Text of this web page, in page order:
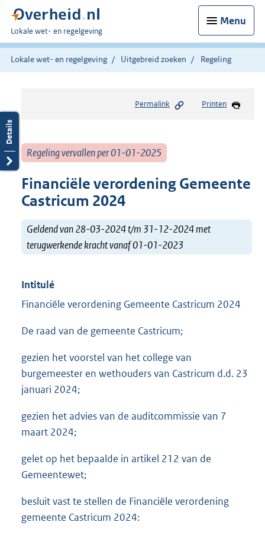
Menu
U
bent
hier:
Lokale wet- en regelgeving
Lokale wet- en regelgeving Uitgebreid zoeken Regeling
Permalink Printen
Regeling vervallen per 01-01-2025
Financiële verordening Gemeente
Castricum 2024
Geldend van 28-03-2024 t/m 31-12-2024 met
terugwerkende kracht vanaf 01-01-2023
Intitulé
Financiële verordening Gemeente Castricum 2024
De raad van de gemeente Castricum;
gezien het voorstel van het college van
burgemeester en wethouders van Castricum d.d. 23
januari 2024;
gezien het advies van de auditcommissie van 7
maart 2024;
gelet op het bepaalde in artikel 212 van de
Gemeentewet;
besluit vast te stellen de Financiële verordening
gemeente Castricum 2024: